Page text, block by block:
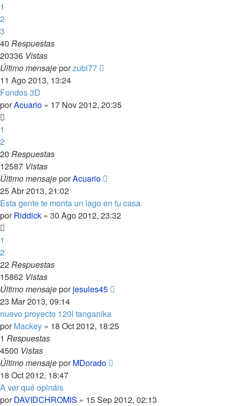
1
2
3
40 Respuestas
20336 Vistas
Último mensajeporzubi77
11 Ago 2013, 13:24
Fondos 3D
porAcuario » 17 Nov 2012, 20:35
1
2
20 Respuestas
12587 Vistas
Último mensajeporAcuario
25 Abr 2013, 21:02
Esta gente te monta un lago en tu casa
porRiddick » 30 Ago 2012, 23:32
1
2
22Respuestas
15862 Vistas
Último mensajeporjesules45
23 Mar 2013, 09:14
nuevo proyecto 120l tanganika
porMackey » 18 Oct 2012, 18:25
1 Respuestas
4500 Vistas
Último mensajeporMDorado
18 Oct 2012, 18:47
A ver qué opináis
porDAVIDCHROMIS » 15 Sep 2012, 02:13